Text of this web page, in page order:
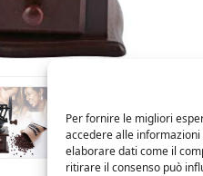
Per fornire le migliori
accedere alle
elaborare dati come il
ritirare il consenso può